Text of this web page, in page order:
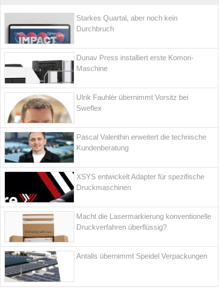
Starkes Quartal, aber noch kein
Durchbruch
Dunav Press installiert erste Komori-
Maschine
Ulrik Fauhlér übernimmt Vorsitz bei
Sweflex
Pascal Valenthin erweitert die technische
Kundenberatung
XSYS entwickelt Adapter für spezifische
Druckmaschinen
Macht die Lasermarkierung konventionelle
Druckverfahren überflüssig?
Antalis übernimmt Speidel Verpackungen